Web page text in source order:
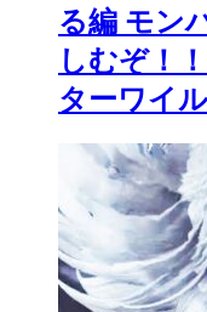
る編 モン
しむぞ！
ターワイル